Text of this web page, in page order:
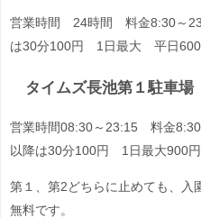
営業時間 24時間 料金8:30～
は30分100円 1日最大 平日
タイムズ長池第１駐車場
営業時間08:30～23:15 料金
以降は30分100円 1日最大900円
第１、第2どちらに止めても、入
無料です。